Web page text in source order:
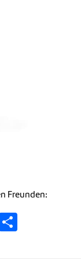
Freunden:
Print